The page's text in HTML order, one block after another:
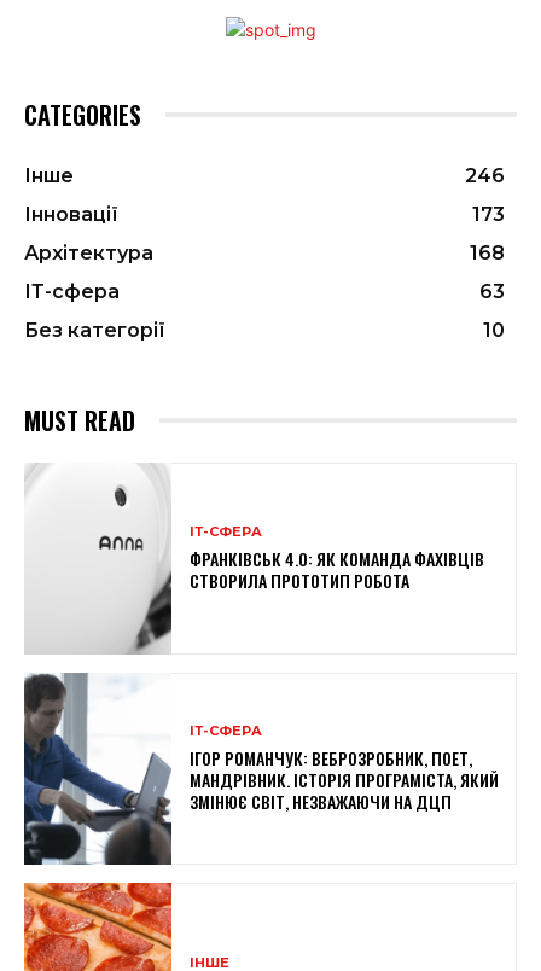
CATEGORIES
Інше
246
Інновації
173
Архітектура
168
ІТ-сфера
63
Без категорії
10
MUST READ
ІТ-СФЕРА
ФРАНКІВСЬК 4.0: ЯК КОМАНДА ФАХІВЦІВ
СТВОРИЛА ПРОТОТИП РОБОТА
ІТ-СФЕРА
ІГОР РОМАНЧУК: ВЕБРОЗРОБНИК, ПОЕТ,
МАНДРІВНИК. ІСТОРІЯ ПРОГРАМІСТА, ЯКИЙ
ЗМІНЮЄ СВІТ, НЕЗВАЖАЮЧИ НА ДЦП
ІНШЕ